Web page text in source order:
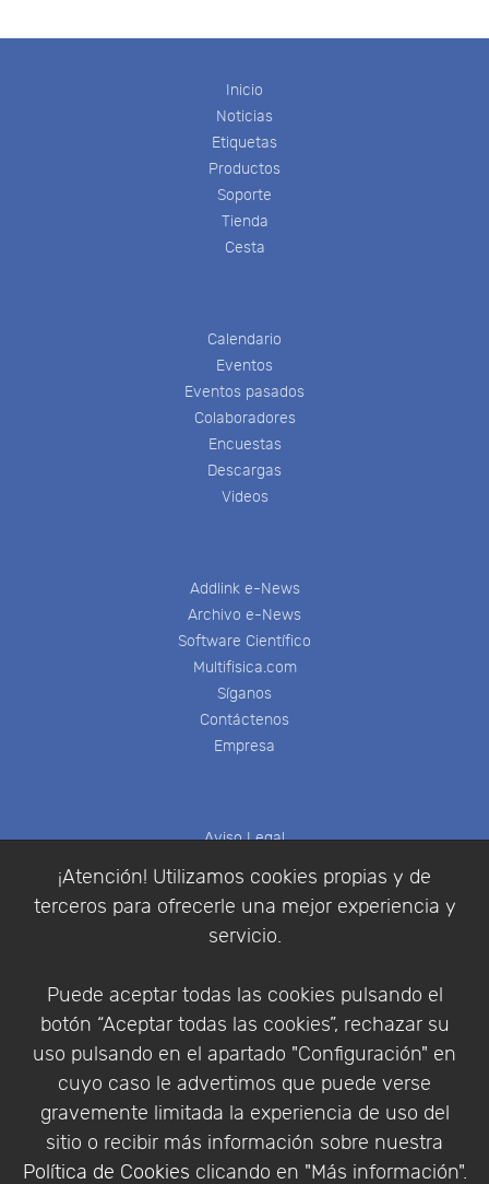
¡Atención! Utilizamos cookies propias y de
terceros para ofrecerle una mejor experiencia y
servicio.
Puede aceptar todas las cookies pulsando el
botón “Aceptar todas las cookies”, rechazar su
uso pulsando en el apartado "Configuración" en
cuyo caso le advertimos que puede verse
gravemente limitada la experiencia de uso del
sitio o recibir más información sobre nuestra
Política de Cookies clicando en "Más información".
Inicio
Noticias
Etiquetas
Productos
Soporte
Tienda
Cesta
Calendario
Eventos
Eventos pasados
Colaboradores
Encuestas
Descargas
Videos
Addlink e-News
Archivo e-News
Software Científico
Multifisica.com
Síganos
Contáctenos
Empresa
Aviso Legal
Condiciones de compra
Identificarse
Empresa|Aviso Legal| Política de Privacidad |
Política de Cookies
© Copyright 1994 - 2026. Addlink Software